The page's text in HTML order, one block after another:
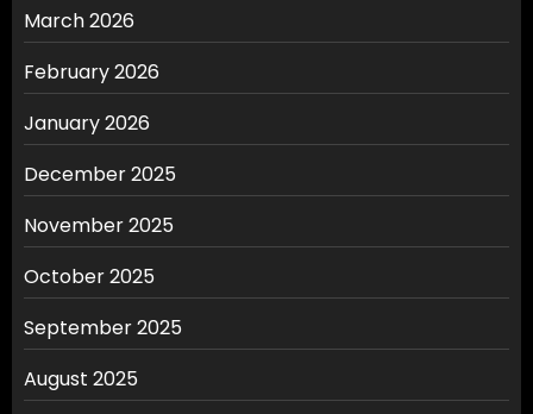
March 2026
February 2026
January 2026
December 2025
November 2025
October 2025
September 2025
August 2025